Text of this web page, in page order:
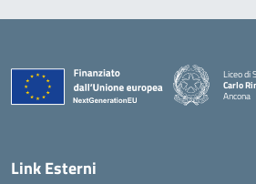
Liceo di
Carlo
Ancona
Link Esterni